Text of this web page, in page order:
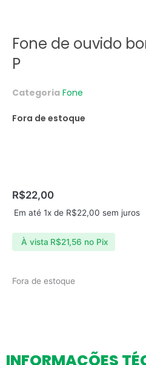
Fone de ouvido
P
Categoria Fone
Fora de estoque
R$22,00
Em até 1x de R$22,00 sem juros
À vista R$21,56 no Pix
Fora de estoque
INFORMAÇÕES